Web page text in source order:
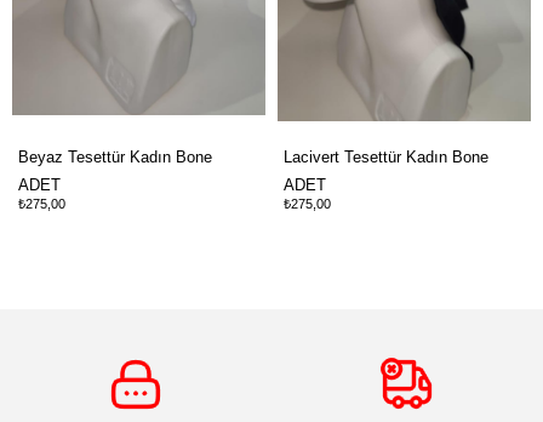
Beyaz Tesettür Kadın Bone
ADET
₺275,00
Lacivert Tesettür Kadın Bone
ADET
₺275,00